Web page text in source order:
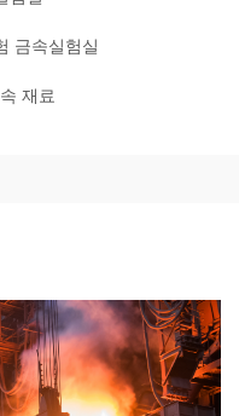
금속실험실
재료